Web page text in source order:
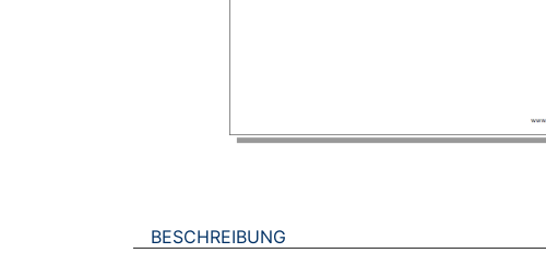
BESCHREIBUNG